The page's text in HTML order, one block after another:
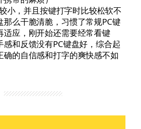
小，并且按键打字时比较松软不
那么干脆清脆，习惯了常规PC键
适应，刚开始还需要经常看键
感和反馈没有PC键盘好，综合起
确的自信感和打字的爽快感不如